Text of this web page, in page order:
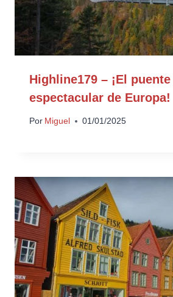
Highline179 – ¡El
espectacular de Europa!
Por Miguel 01/01/2025